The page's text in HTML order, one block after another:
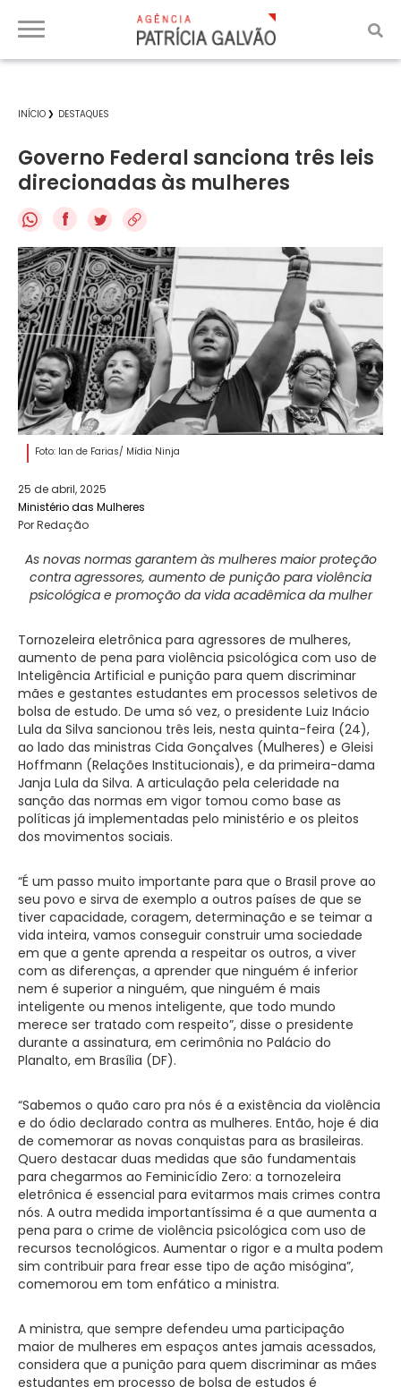
INÍCIO DESTAQUES
Governo Federal sanciona três leis
direcionadas às mulheres
f
Foto: Ian de Farias/ Mídia Ninja
25 de abril, 2025
Ministério das Mulheres
Por Redação
As novas normas garantem às mulheres maior proteção
contra agressores, aumento de punição para violência
psicológica e promoção da vida acadêmica da mulher
Tornozeleira eletrônica para agressores de mulheres,
aumento de pena para violência psicológica com uso de
Inteligência Artificial e punição para quem discriminar
mães e gestantes estudantes em processos seletivos de
bolsa de estudo. De uma só vez, o presidente Luiz Inácio
Lula da Silva sancionou três leis, nesta quinta-feira (24),
ao lado das ministras Cida Gonçalves (Mulheres) e Gleisi
Hoffmann (Relações Institucionais), e da primeira-dama
Janja Lula da Silva. A articulação pela celeridade na
sanção das normas em vigor tomou como base as
políticas já implementadas pelo ministério e os pleitos
dos movimentos sociais.
“É um passo muito importante para que o Brasil prove ao
seu povo e sirva de exemplo a outros países de que se
tiver capacidade, coragem, determinação e se teimar a
vida inteira, vamos conseguir construir uma sociedade
em que a gente aprenda a respeitar os outros, a viver
com as diferenças, a aprender que ninguém é inferior
nem é superior a ninguém, que ninguém é mais
inteligente ou menos inteligente, que todo mundo
merece ser tratado com respeito”, disse o presidente
durante a assinatura, em cerimônia no Palácio do
Planalto, em Brasília (DF).
“Sabemos o quão caro pra nós é a existência da violência
e do ódio declarado contra as mulheres. Então, hoje é dia
de comemorar as novas conquistas para as brasileiras.
Quero destacar duas medidas que são fundamentais
para chegarmos ao Feminicídio Zero: a tornozeleira
eletrônica é essencial para evitarmos mais crimes contra
nós. A outra medida importantíssima é a que aumenta a
pena para o crime de violência psicológica com uso de
recursos tecnológicos. Aumentar o rigor e a multa podem
sim contribuir para frear esse tipo de ação misógina”,
comemorou em tom enfático a ministra.
A ministra, que sempre defendeu uma participação
maior de mulheres em espaços antes jamais acessados,
considera que a punição para quem discriminar as mães
estudantes em processo de bolsa de estudos é